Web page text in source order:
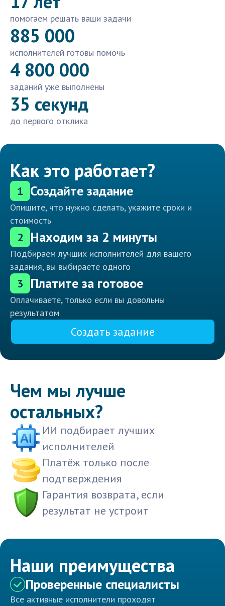
помогаем решать ваши задачи
885 000
исполнителей готовы помочь
4 800 000
заданий уже выполнены
35 секунд
до первого отклика
Как это работает?
1 Создайте задание
Опишите, что нужно сделать, укажите сроки и
стоимость
2 Находим за 2 минуты
Подбираем лучших исполнителей для вашего
задания, вы выбираете одного
3 Платите за готовое
Оплачиваете, только если вы довольны
результатом
Создать задание
Чем мы лучше
остальных?
ИИ подбирает лучших
исполнителей
Платёж только после
подтверждения
Гарантия возврата, если
результат не устроит
Наши преимущества
Проверенные специалисты
Все активные исполнители проходят